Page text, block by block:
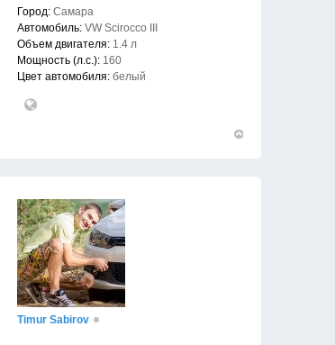
Город: Самара
Автомобиль: VW Scirocco III
Объем двигателя: 1.4 л
Мощность (л.с.): 160
Цвет автомобиля: белый
Timur Sabirov